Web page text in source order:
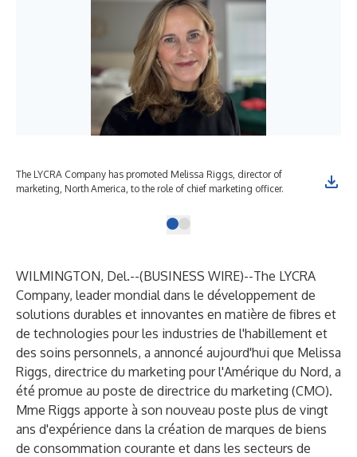
The LYCRA Company has promoted Melissa Riggs, director of
marketing, North America, to the role of chief marketing officer.
WILMINGTON, Del.--(BUSINESS WIRE)--The LYCRA
Company, leader mondial dans le développement de
solutions durables et innovantes en matière de fibres et
de technologies pour les industries de l'habillement et
des soins personnels, a annoncé aujourd'hui que Melissa
Riggs, directrice du marketing pour l'Amérique du Nord, a
été promue au poste de directrice du marketing (CMO).
Mme Riggs apporte à son nouveau poste plus de vingt
ans d'expérience dans la création de marques de biens
de consommation courante et dans les secteurs de